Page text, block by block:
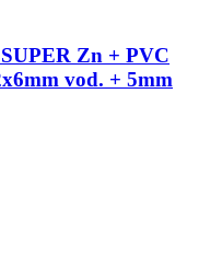
Zn + PVC
vod. + 5mm